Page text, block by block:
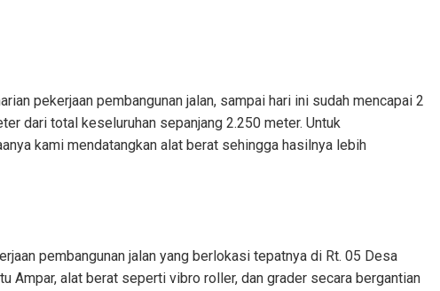
pekerjaan pembangunan jalan, sampai hari ini sudah mencapai 2
dari total keseluruhan sepanjang 2.250 meter. Untuk
kami mendatangkan alat berat sehingga hasilnya lebih
pembangunan jalan yang berlokasi tepatnya di Rt. 05 Desa
Ampar, alat berat seperti vibro roller, dan grader secara bergantian